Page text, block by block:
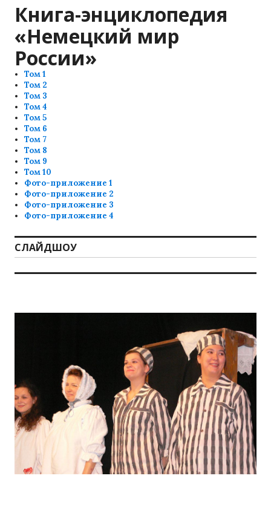
Книга-энциклопедия
«Немецкий мир
России»
Том 1
Том 2
Том 3
Том 4
Том 5
Том 6
Том 7
Том 8
Том 9
Том 10
Фото-приложение 1
Фото-приложение 2
Фото-приложение 3
Фото-приложение 4
СЛАЙДШОУ